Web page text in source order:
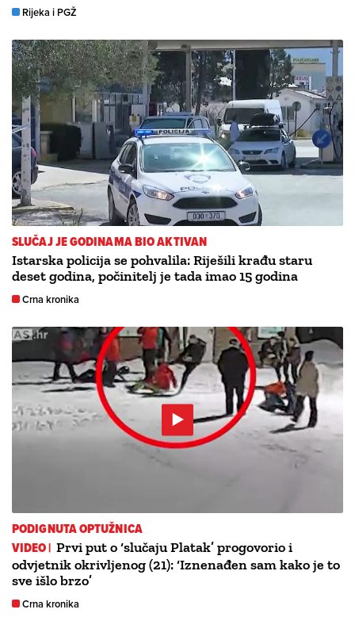
Rijeka i PGŽ
SLUČAJ JE GODINAMA BIO AKTIVAN
Istarska policija se pohvalila: Riješili krađu staru
deset godina, počinitelj je tada imao 15 godina
Crna kronika
PODIGNUTA OPTUŽNICA
VIDEO | Prvi put o ‘slučaju Platak’ progovorio i
odvjetnik okrivljenog (21): ‘Iznenađen sam kako je to
sve išlo brzo’
Crna kronika